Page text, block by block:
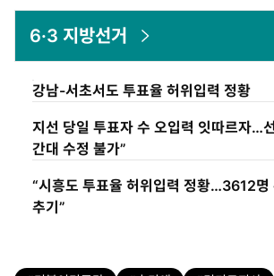
6·3 지방선거
강남-서초서도 투표율 허위입력 정황
지선 당일 투표자 수 오입력 잇따르자…
간대 수정 불가”
“시흥도 투표율 허위입력 정황…3612명
추기”